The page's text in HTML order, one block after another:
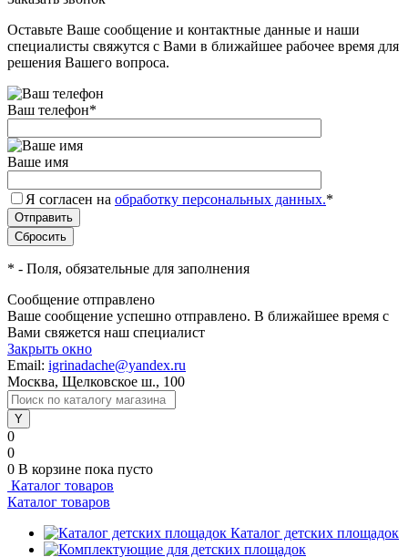
Оставьте Ваше сообщение и контактные данные и наши
специалисты свяжутся с Вами в ближайшее рабочее время для
решения Вашего вопроса.
Ваш телефон*
Ваше имя
Я согласен на обработку персональных данных.*
* - Поля, обязательные для заполнения
Сообщение отправлено
Ваше сообщение успешно отправлено. В ближайшее время с
Вами свяжется наш специалист
Закрыть окно
Email: igrinadache@yandex.ru
Москва, Щелковское ш., 100
0
0
0 В корзине пока пусто
Каталог товаров
Каталог товаров
Каталог детских площадок